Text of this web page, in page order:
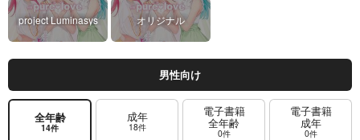
project Luminasys オリジナル
男性向け
全年齢
14件
成年
18件
電子書籍
全年齢
0件
電子書籍
成年
0件